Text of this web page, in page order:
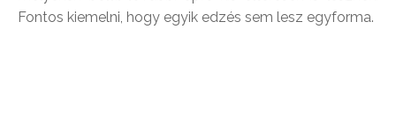
Fontos kiemelni, hogy egyik edzés sem lesz egyforma.